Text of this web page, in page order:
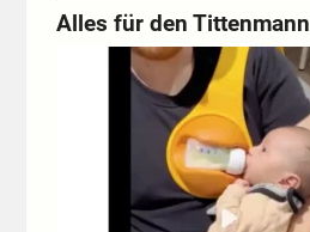
Alles für den Tittenmann